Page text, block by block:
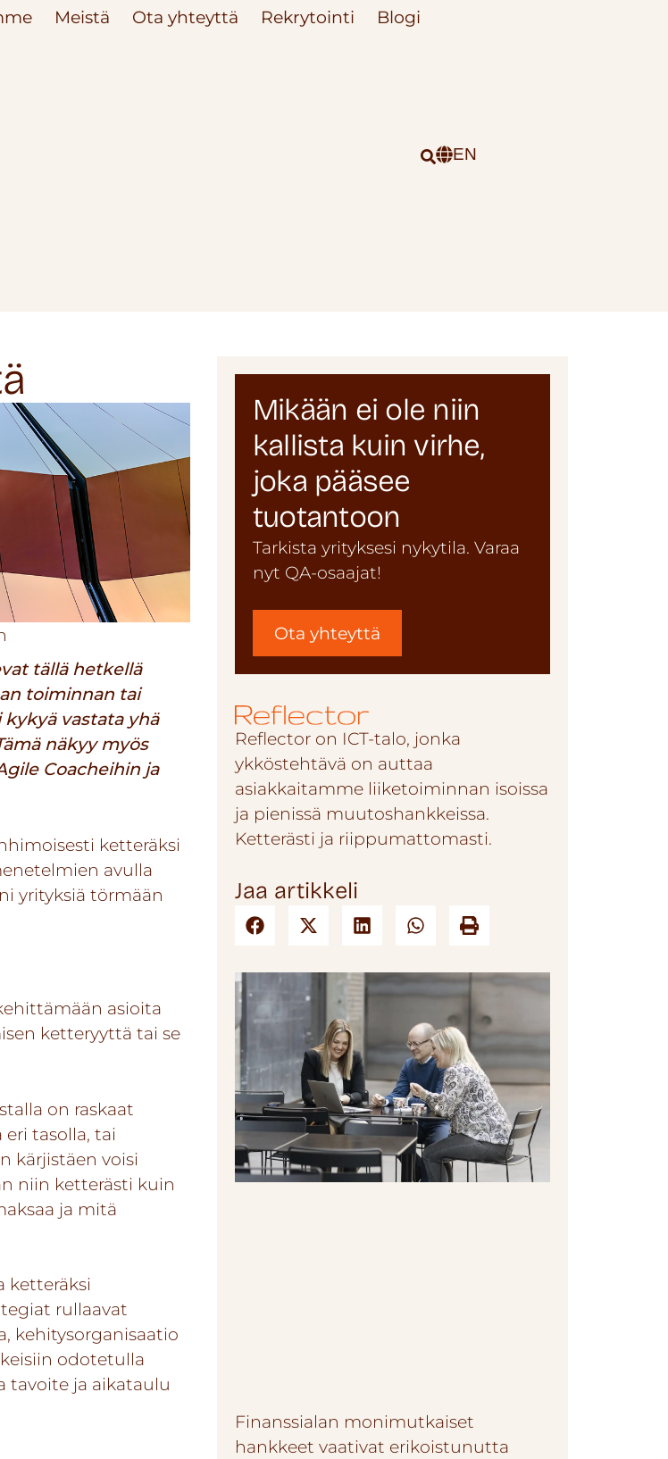
Meistä Ota yhteyttä Rekrytointi Blogi
EN
tällä hetkellä
toiminnan tai
vastata yhä
näkyy myös
Coacheihin ja
ketteräksi
avulla
yrityksiä törmään
asioita
ketteryyttä tai se
on raskaat
tasolla, tai
kärjistäen voisi
niin ketterästi kuin
ja mitä
ketteräksi
rullaavat
kehitysorganisaatio
odotetulla
tavoite ja aikataulu
Mikään ei ole niin
kallista kuin virhe,
joka pääsee
tuotantoon
Tarkista yrityksesi nykytila. Varaa
nyt QA-osaajat!
Ota yhteyttä
Reflector on ICT-talo, jonka
ykköstehtävä on auttaa
asiakkaitamme liiketoiminnan isoissa
ja pienissä muutoshankkeissa.
Ketterästi ja riippumattomasti.
Jaa artikkeli
Finanssialan monimutkaiset
hankkeet vaativat erikoistunutta